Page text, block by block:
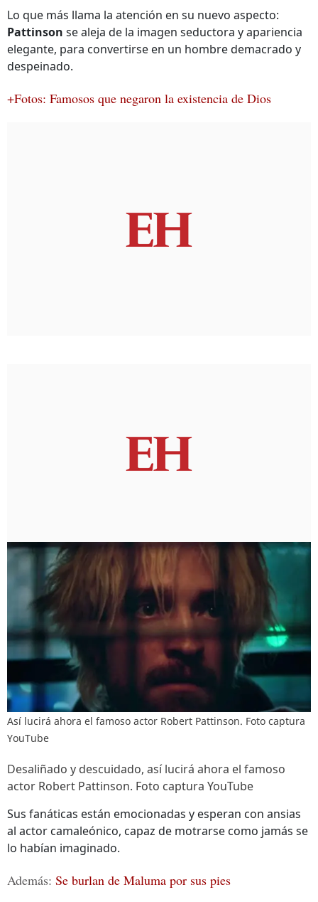
Lo que más llama la atención en su nuevo aspecto:
Pattinson se aleja de la imagen seductora y apariencia
elegante, para convertirse en un hombre demacrado y
despeinado.
+Fotos: Famosos que negaron la existencia de Dios
Así lucirá ahora el famoso actor Robert Pattinson. Foto captura
YouTube
Desaliñado y descuidado, así lucirá ahora el famoso
actor Robert Pattinson. Foto captura YouTube
Sus fanáticas están emocionadas y esperan con ansias
al actor camaleónico, capaz de motrarse como jamás se
lo habían imaginado.
Además: Se burlan de Maluma por sus pies